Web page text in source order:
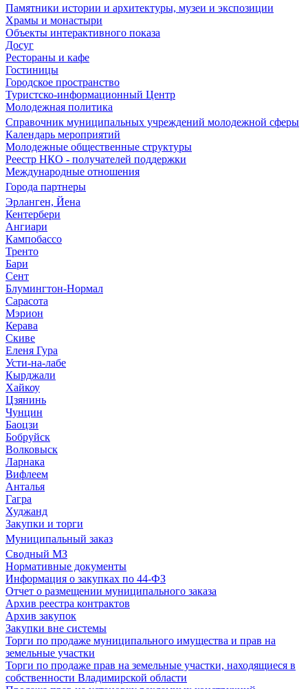
Памятники истории и архитектуры, музеи и экспозиции
Храмы и монастыри
Объекты интерактивного показа
Досуг
Рестораны и кафе
Гостиницы
Городское пространство
Туристско-информационный Центр
Молодежная политика
Справочник муниципальных учреждений молодежной сферы
Календарь мероприятий
Молодежные общественные структуры
Реестр НКО - получателей поддержки
Международные отношения
Города партнеры
Эрланген, Йена
Кентербери
Ангиари
Кампобассо
Тренто
Бари
Сент
Блумингтон-Нормал
Сарасота
Мэрион
Керава
Скиве
Еленя Гура
Усти-на-лабе
Кырджали
Хайкоу
Цзянинь
Чунцин
Баоцзи
Бобруйск
Волковыск
Ларнака
Вифлеем
Анталья
Гагра
Худжанд
Закупки и торги
Муниципальный заказ
Сводный МЗ
Нормативные документы
Информация о закупках по 44-ФЗ
Отчет о размещении муниципального заказа
Архив реестра контрактов
Архив закупок
Закупки вне системы
Торги по продаже муниципального имущества и прав на
земельные участки
Торги по продаже прав на земельные участки, находящиеся в
собственности Владимирской области